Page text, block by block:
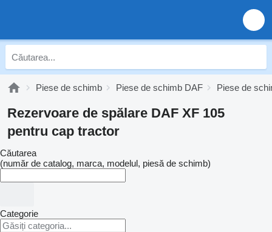
Piese de schimb Piese de schimb DAF Piese de
Rezervoare de spălare DAF XF 105
pentru cap tractor
Căutarea
(număr de catalog, marca, modelul, piesă de schimb)
Categorie